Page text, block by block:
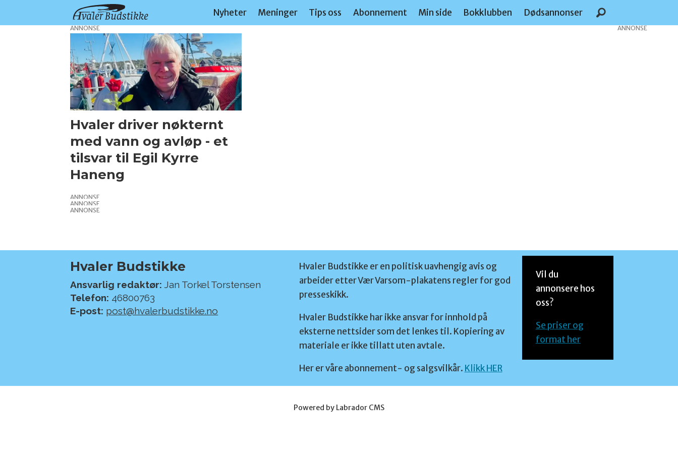
Nyheter Meninger Tips oss Abonnement Min side Bokklubben Dødsannonser
ANNONSE
Hvaler driver nøkternt
med vann og avløp - et
tilsvar til Egil Kyrre
Haneng
ANNONSE
ANNONSE
ANNONSE
ANNONSE
Hvaler Budstikke
Ansvarlig redaktør: Jan Torkel Torstensen
Telefon: 46800763
E-post: post@hvalerbudstikke.no
Hvaler Budstikke er en politisk uavhengig avis og
arbeider etter Vær Varsom-plakatens regler for god
presseskikk.
Hvaler Budstikke har ikke ansvar for innhold på
eksterne nettsider som det lenkes til. Kopiering av
materiale er ikke tillatt uten avtale.
Her er våre abonnement- og salgsvilkår. Klikk HER
Vil du
annonsere hos
oss?
Se priser og
format her
Powered by Labrador CMS